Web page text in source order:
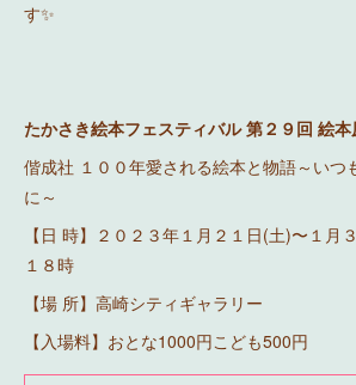
す✨
たかさき絵本フェスティバル 第２９回 絵
偕成社 １００年愛される絵本と物語～いつ
に～
【日 時】２０２３年１月２１日(土)〜１月
１８時
【場 所】高崎シティギャラリー
【入場料】おとな1000円こども500円